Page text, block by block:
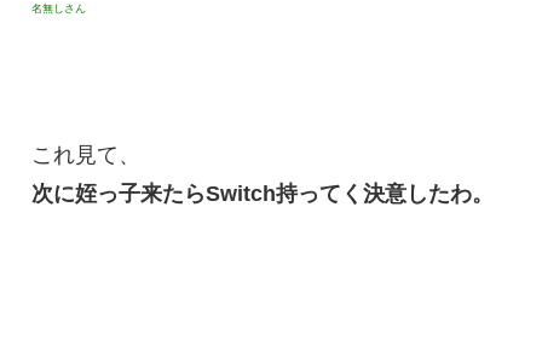
名無しさん
これ見て、
次に姪っ子来たらSwitch持ってく決意したわ。